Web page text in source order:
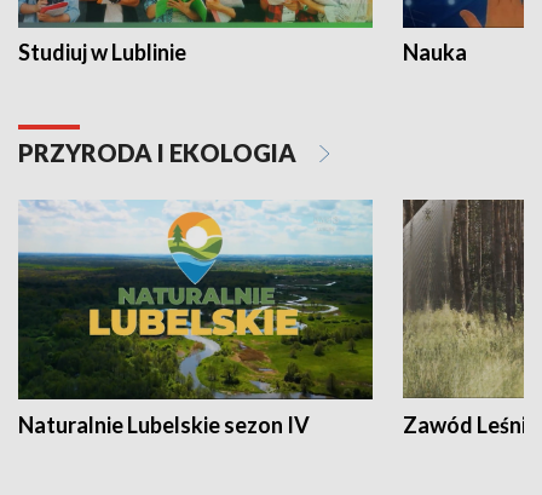
Studiuj w Lublinie Nauka
PRZYRODA I EKOLOGIA
Naturalnie Lubelskie sezon IV Zawód Leśnik